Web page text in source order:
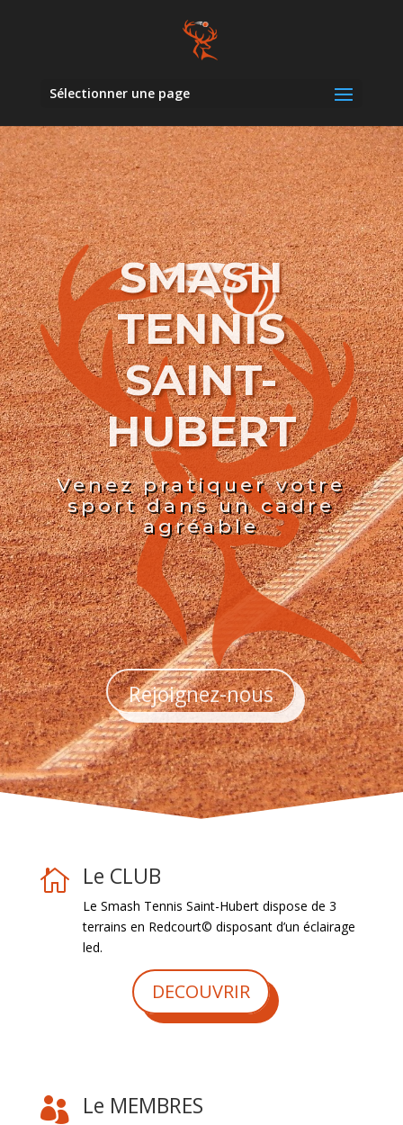
Sélectionner une page
SMASH
TENNIS
SAINT-
HUBERT
Venez pratiquer votre
sport dans un cadre
agréable
Rejoignez-nous
 Le CLUB
Le Smash Tennis Saint-Hubert dispose de 3
terrains en Redcourt© disposant d’un éclairage
led.
DECOUVRIR
 Le MEMBRES